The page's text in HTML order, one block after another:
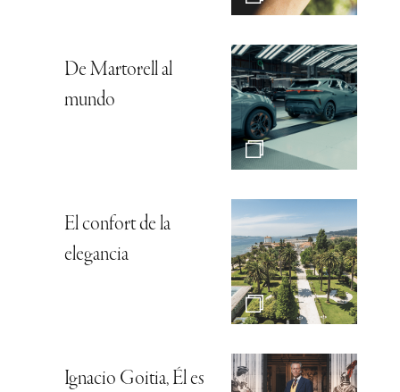
De Martorell al
mundo
El confort de la
elegancia
Ignacio Goitia, Él es